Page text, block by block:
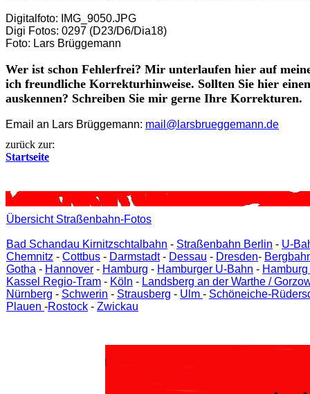
Digitalfoto: IMG_9050.JPG
Digi Fotos: 0297 (D23/D6/Dia18)
Foto: Lars Brüggemann
Wer ist schon Fehlerfrei? Mir unterlaufen hier auf
ich freundliche Korrekturhinweise. Sollten Sie hier
auskennen? Schreiben Sie mir gerne Ihre Korrekturen.
Email an Lars Brüggemann: mail@larsbrueggemann.de
zurück zur:
Startseite
Übersicht Straßenbahn-Fotos
Bad Schandau Kirnitzschtalbahn - Straßenbahn Berlin - U-
Chemnitz - Cottbus - Darmstadt- Dessau - Dresden-
Gotha - Hannover - Hamburg - Hamburger U-Bahn -
Kassel Regio-Tram - Köln - Landsberg an der Warthe /
Nürnberg - Schwerin - Strausberg - Ulm - Schöneiche-
Plauen -Rostock - Zwickau